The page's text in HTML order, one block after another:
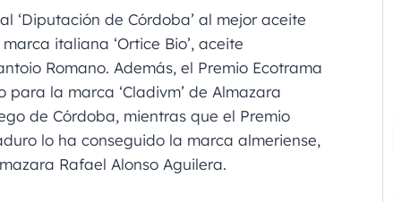
‘Diputación de Córdoba’ al mejor aceite
italiana ‘Ortice Bio’, aceite
Romano. Además, el Premio Ecotrama
la marca ‘Cladivm’ de Almazara
de Córdoba, mientras que el Premio
lo ha conseguido la marca almeriense,
Rafael Alonso Aguilera.